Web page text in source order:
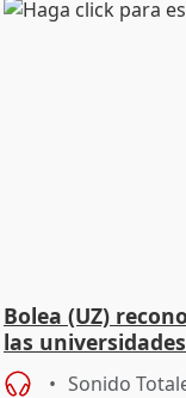
Bolea (UZ)
las
Sonido